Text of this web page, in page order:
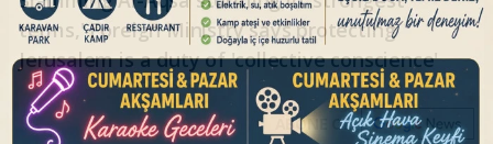
terms,' Foreign Ministry says protecting
Jerusalem is a duty of 'collective conscience'
ABONE OL